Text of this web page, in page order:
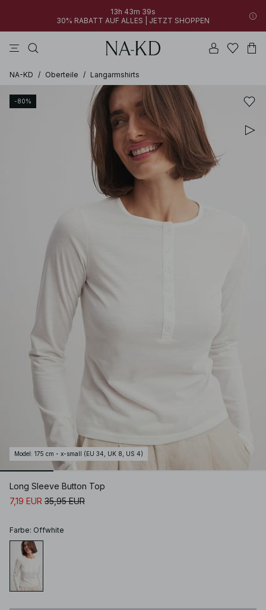
13h 43m 39s
30% RABATT AUF ALLES | JETZT SHOPPEN
NA-KD / Oberteile / Langarmshirts
-80%
Model : 175 cm - x-small (EU 34, UK 8, US 4)
Long Sleeve Button Top
7,19 EUR 35,95 EUR
Farbe: Offwhite